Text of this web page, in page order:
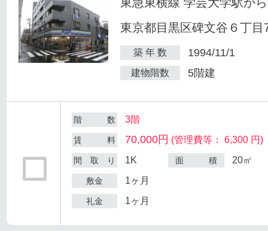
東京都目黒区碑文谷６丁目
築 年 数 1994/11/1
建物階数 5階建
階 数 3階
賃 料 70,000円 (管理費等： 6,300 円)
間 取 り 1K 面 積 20㎡
敷金 1ヶ月
礼金 1ヶ月